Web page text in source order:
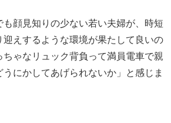
顔見知りの少ない若い夫婦が、時短
えするような環境が果たして良いの
ゃなリュック背負って満員電車で親
にかしてあげられないか」と感じま